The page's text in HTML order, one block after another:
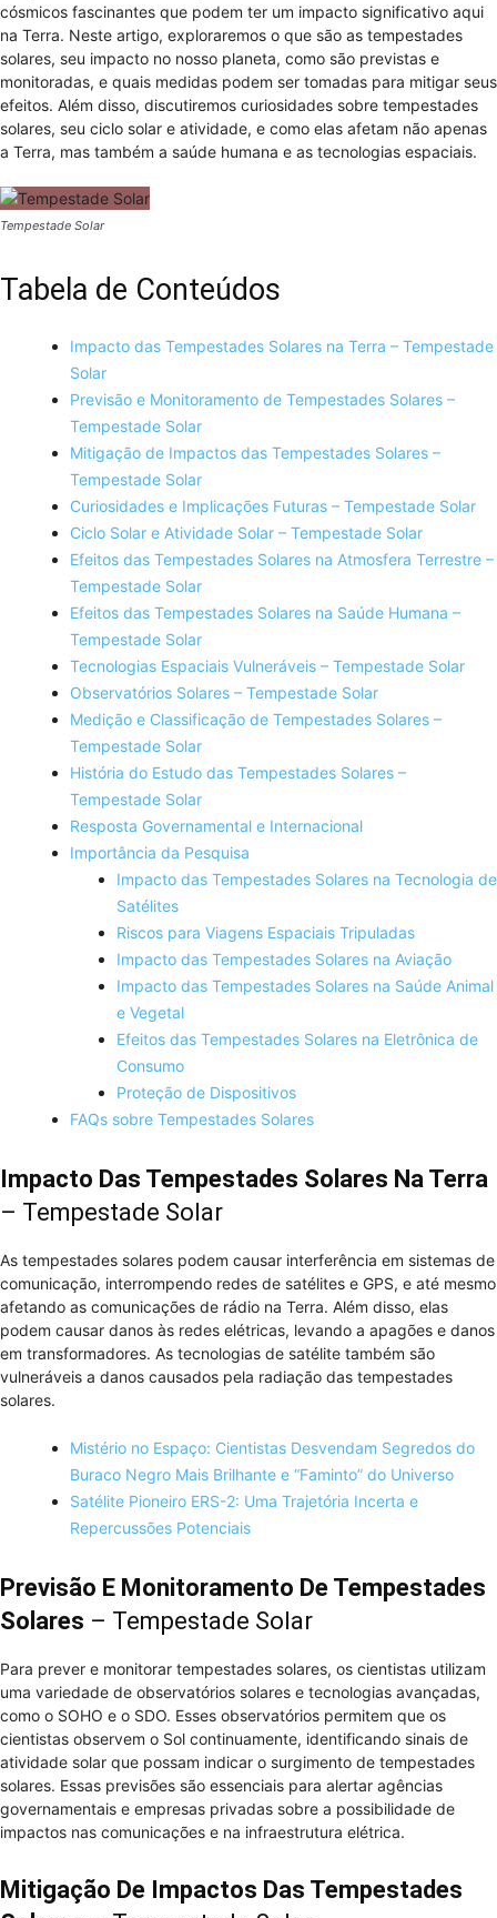
cósmicos fascinantes que podem ter um impacto significativo aqui
na Terra. Neste artigo, exploraremos o que são as tempestades
solares, seu impacto no nosso planeta, como são previstas e
monitoradas, e quais medidas podem ser tomadas para mitigar seus
efeitos. Além disso, discutiremos curiosidades sobre tempestades
solares, seu ciclo solar e atividade, e como elas afetam não apenas
a Terra, mas também a saúde humana e as tecnologias espaciais.
Tempestade Solar
Tabela de Conteúdos
Impacto das Tempestades Solares na Terra – Tempestade
Solar
Previsão e Monitoramento de Tempestades Solares –
Tempestade Solar
Mitigação de Impactos das Tempestades Solares –
Tempestade Solar
Curiosidades e Implicações Futuras – Tempestade Solar
Ciclo Solar e Atividade Solar – Tempestade Solar
Efeitos das Tempestades Solares na Atmosfera Terrestre –
Tempestade Solar
Efeitos das Tempestades Solares na Saúde Humana –
Tempestade Solar
Tecnologias Espaciais Vulneráveis – Tempestade Solar
Observatórios Solares – Tempestade Solar
Medição e Classificação de Tempestades Solares –
Tempestade Solar
História do Estudo das Tempestades Solares –
Tempestade Solar
Resposta Governamental e Internacional
Importância da Pesquisa
Impacto das Tempestades Solares na Tecnologia de
Satélites
Riscos para Viagens Espaciais Tripuladas
Impacto das Tempestades Solares na Aviação
Impacto das Tempestades Solares na Saúde Animal
e Vegetal
Efeitos das Tempestades Solares na Eletrônica de
Consumo
Proteção de Dispositivos
FAQs sobre Tempestades Solares
Impacto Das Tempestades Solares Na Terra
– Tempestade Solar
As tempestades solares podem causar interferência em sistemas de
comunicação, interrompendo redes de satélites e GPS, e até mesmo
afetando as comunicações de rádio na Terra. Além disso, elas
podem causar danos às redes elétricas, levando a apagões e danos
em transformadores. As tecnologias de satélite também são
vulneráveis a danos causados pela radiação das tempestades
solares.
Mistério no Espaço: Cientistas Desvendam Segredos do
Buraco Negro Mais Brilhante e “Faminto” do Universo
Satélite Pioneiro ERS-2: Uma Trajetória Incerta e
Repercussões Potenciais
Previsão E Monitoramento De Tempestades
Solares – Tempestade Solar
Para prever e monitorar tempestades solares, os cientistas utilizam
uma variedade de observatórios solares e tecnologias avançadas,
como o SOHO e o SDO. Esses observatórios permitem que os
cientistas observem o Sol continuamente, identificando sinais de
atividade solar que possam indicar o surgimento de tempestades
solares. Essas previsões são essenciais para alertar agências
governamentais e empresas privadas sobre a possibilidade de
impactos nas comunicações e na infraestrutura elétrica.
Mitigação De Impactos Das Tempestades